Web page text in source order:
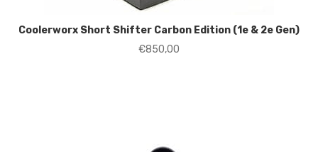
Coolerworx Short Shifter Carbon Edition (1e & 2e Gen)
€850,00